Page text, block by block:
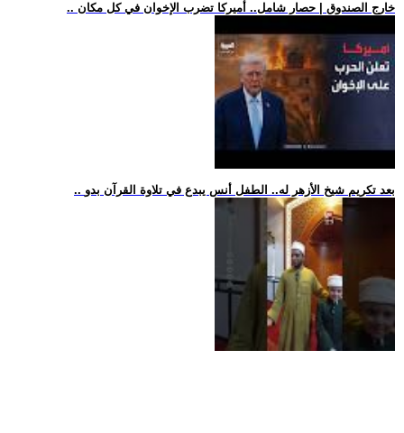
.. خارج الصندوق | حصار شامل.. أميركا تضرب الإخوان في كل مكان
.. بعد تكريم شيخ الأزهر له.. الطفل أنس يبدع في تلاوة القرآن بدو